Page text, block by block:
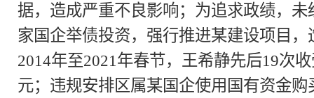
据，造成严重不良影响；为追求政绩，
家国企举债投资，强行推进某建设项目
2014年至2021年春节，王希静先后19次
元；违规安排区属某国企使用国有资金